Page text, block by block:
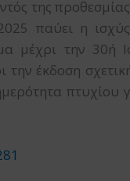
της
παύει η
μέχρι την 30ή
έκδοση
πτυχίου